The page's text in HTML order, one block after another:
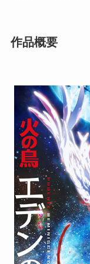
作品概要